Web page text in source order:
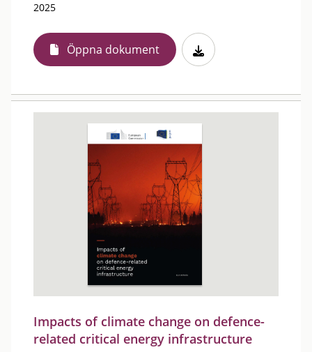
2025
Öppna dokument
Impacts of climate change on defence-
related critical energy infrastructure